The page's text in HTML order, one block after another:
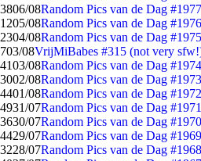
3806/08Random Pics van de Dag #1977
1205/08Random Pics van de Dag #1976
2304/08Random Pics van de Dag #1975
703/08VrijMiBabes #315 (not very
4103/08Random Pics van de Dag #1974
3002/08Random Pics van de Dag #1973
4401/08Random Pics van de Dag #1972
4931/07Random Pics van de Dag #1971
3630/07Random Pics van de Dag #1970
4429/07Random Pics van de Dag #1969
3228/07Random Pics van de Dag #1968